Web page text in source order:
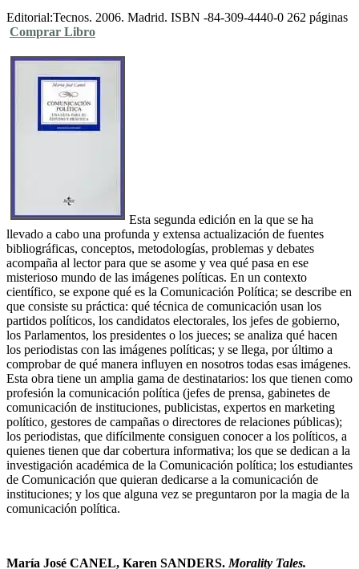
Editorial:Tecnos. 2006. Madrid. ISBN -84-309-4440-0 262 páginas
Comprar Libro
Esta segunda edición en la que se ha
llevado a cabo una profunda y extensa actualización de fuentes
bibliográficas, conceptos, metodologías, problemas y debates
acompaña al lector para que se asome y vea qué pasa en ese
misterioso mundo de las imágenes políticas. En un contexto
científico, se expone qué es la Comunicación Política; se describe en
que consiste su práctica: qué técnica de comunicación usan los
partidos políticos, los candidatos electorales, los jefes de gobierno,
los Parlamentos, los presidentes o los jueces; se analiza qué hacen
los periodistas con las imágenes políticas; y se llega, por último a
comprobar de qué manera influyen en nosotros todas esas imágenes.
Esta obra tiene un amplia gama de destinatarios: los que tienen como
profesión la comunicación política (jefes de prensa, gabinetes de
comunicación de instituciones, publicistas, expertos en marketing
político, gestores de campañas o directores de relaciones públicas);
los periodistas, que difícilmente consiguen conocer a los políticos, a
quienes tienen que dar cobertura informativa; los que se dedican a la
investigación académica de la Comunicación política; los estudiantes
de Comunicación que quieran dedicarse a la comunicación de
instituciones; y los que alguna vez se preguntaron por la magia de la
comunicación política.
María José CANEL, Karen SANDERS. Morality Tales.